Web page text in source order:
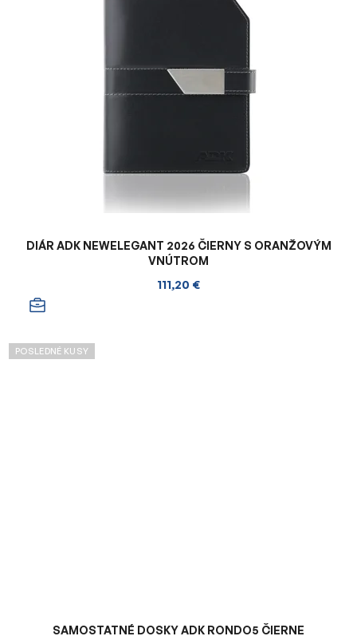
DIÁR ADK NEWELEGANT 2026 ČIERNY S ORANŽOVÝM
VNÚTROM
111,20 €
POSLEDNÉ KUSY
SAMOSTATNÉ DOSKY ADK RONDO5 ČIERNE